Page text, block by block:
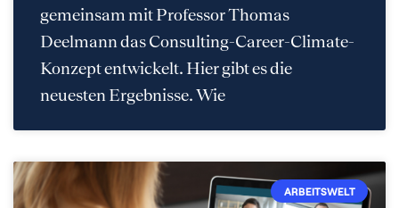
gemeinsam mit Professor Thomas
Deelmann das Consulting-Career-Climate-
Konzept entwickelt. Hier gibt es die
neuesten Ergebnisse. Wie
ARBEITSWELT